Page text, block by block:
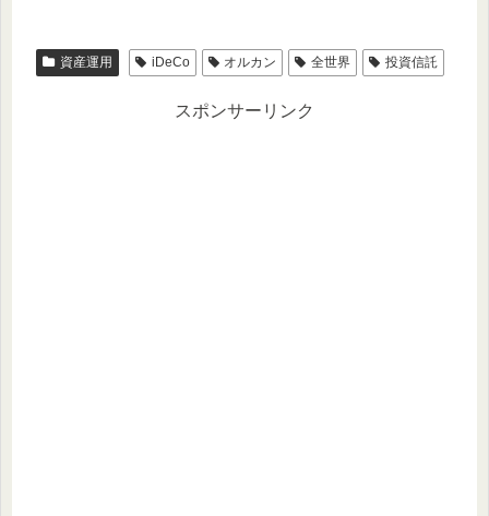
資産運用 iDeCo オルカン 全世界 投資信託
スポンサーリンク